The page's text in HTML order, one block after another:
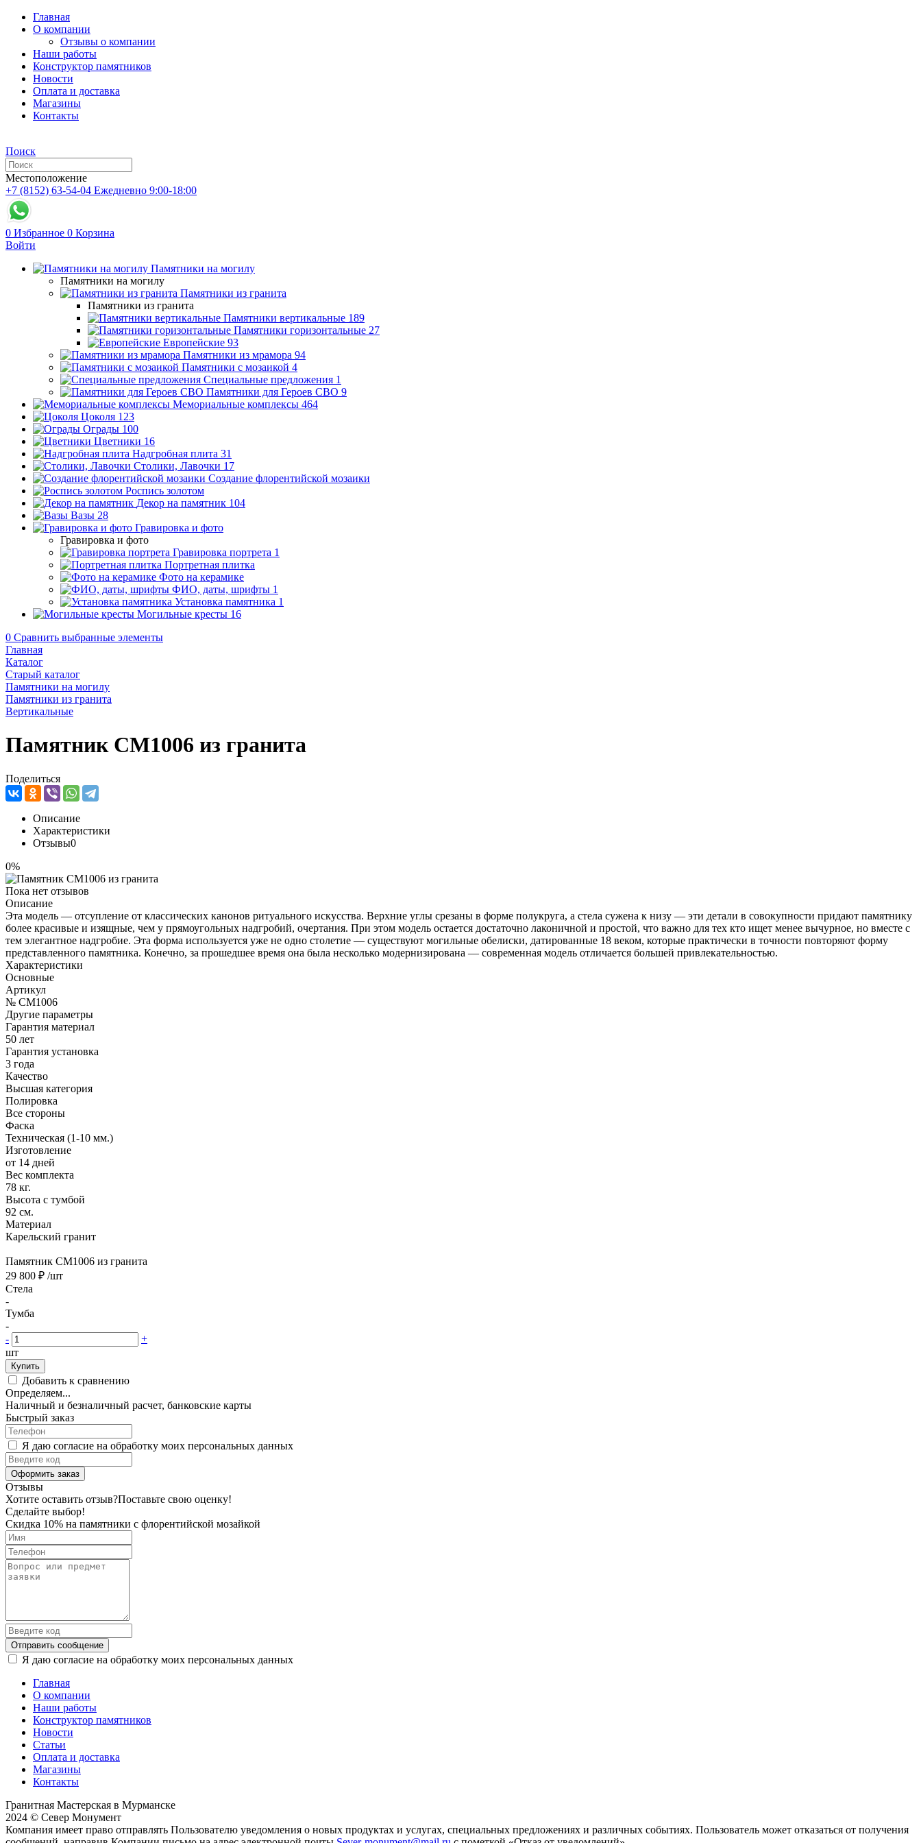
Главная
О компании
Отзывы о компании
Наши работы
Конструктор памятников
Новости
Оплата и доставка
Магазины
Контакты
Поиск
Местоположение
+7 (8152) 63-54-04 Ежедневно 9:00-18:00
0 Избранное 0 Корзина
Войти
Памятники на могилу
Памятники на могилу
Памятники из гранита
Памятники из гранита
Памятники вертикальные 189
Памятники горизонтальные 27
Европейские 93
Памятники из мрамора 94
Памятники с мозаикой 4
Специальные предложения 1
Памятники для Героев СВО 9
Мемориальные комплексы 464
Цоколя 123
Ограды 100
Цветники 16
Надгробная плита 31
Столики, Лавочки 17
Создание флорентийской мозаики
Роспись золотом
Декор на памятник 104
Вазы 28
Гравировка и фото
Гравировка и фото
Гравировка портрета 1
Портретная плитка
Фото на керамике
ФИО, даты, шрифты 1
Установка памятника 1
Могильные кресты 16
0 Сравнить выбранные элементы
Главная
Каталог
Старый каталог
Памятники на могилу
Памятники из гранита
Вертикальные
Памятник CM1006 из гранита
Поделиться
Описание
Характеристики
Отзывы0
0%
Пока нет отзывов
Описание
Эта модель — отсупление от классических канонов ритуального искусства. Верхние углы срезаны в форме полукруга, а стела сужена к низу — эти детали в совокупности придают памятнику
более красивые и изящные, чем у прямоугольных надгробий, очертания. При этом модель остается достаточно лаконичной и простой, что важно для тех кто ищет менее вычурное, но вместе с
тем элегантное надгробие. Эта форма используется уже не одно столетие — существуют могильные обелиски, датированные 18 веком, которые практически в точности повторяют форму
представленного памятника. Конечно, за прошедшее время она была несколько модернизирована — современная модель отличается большей привлекательностью.
Характеристики
Основные
Артикул
№ CM1006
Другие параметры
Гарантия материал
50 лет
Гарантия установка
3 года
Качество
Высшая категория
Полировка
Все стороны
Фаска
Техническая (1-10 мм.)
Изготовление
от 14 дней
Вес комплекта
78 кг.
Высота с тумбой
92 см.
Материал
Карельский гранит
Памятник CM1006 из гранита
29 800 ₽ /шт
Стела
-
Тумба
-
-
+
шт
Купить
Добавить к сравнению
Определяем...
Наличный и безналичный расчет, банковские карты
Быстрый заказ
Я даю согласие на обработку моих персональных данных
Оформить заказ
Отзывы
Хотите оставить отзыв?Поставьте свою оценку!
Сделайте выбор!
Скидка 10% на памятники с флорентийской мозайкой
Отправить сообщение
Я даю согласие на обработку моих персональных данных
Главная
О компании
Наши работы
Конструктор памятников
Новости
Статьи
Оплата и доставка
Магазины
Контакты
Гранитная Мастерская в Мурманске
2024 © Север Монумент
Компания имеет право отправлять Пользователю уведомления о новых продуктах и услугах, специальных предложениях и различных событиях. Пользователь может отказаться от получения